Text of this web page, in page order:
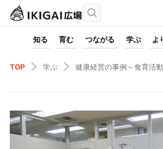
知る 育む つながる 学ぶ よ
TOP 学ぶ 健康経営の事例～食育活